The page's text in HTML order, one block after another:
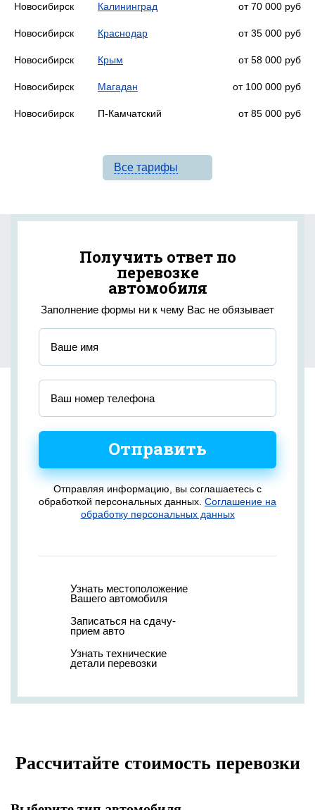
Новосибирск Калининград от 70 000 руб
Новосибирск Краснодар от 35 000 руб
Новосибирск Крым от 58 000 руб
Новосибирск Магадан от 100 000 руб
Новосибирск П-Камчатский от 85 000 руб
Все тарифы
Получить ответ по
перевозке
автомобиля
Заполнение формы ни к чему Вас не обязывает
Отправить
Отправляя информацию, вы соглашаетесь с
обработкой персональных данных. Соглашение на
обработку персональных данных
Узнать местоположение
Вашего автомобиля
Записаться на сдачу-
прием авто
Узнать технические
детали перевозки
Рассчитайте стоимость перевозки